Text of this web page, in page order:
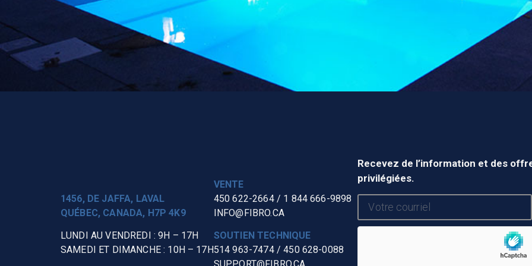
1456, DE JAFFA, LAVAL
QUÉBEC, CANADA, H7P 4K9
LUNDI AU VENDREDI : 9H – 17H
SAMEDI ET DIMANCHE : 10H – 17H
VENTE
450 622-2664/ 1 844 666-9898
INFO@FIBRO.CA
SOUTIEN TECHNIQUE
514 963-7474/450 628-0088
Recevez de l’information et des
privilégiées.